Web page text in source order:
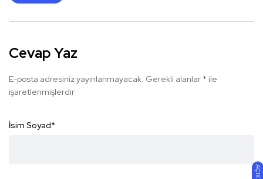
AÇIK
Cevap Yaz
E-posta adresiniz yayınlanmayacak. Gerekli alanlar * ile
işaretlenmişlerdir
İsim Soyad*